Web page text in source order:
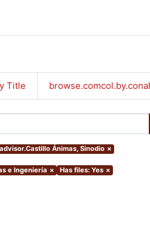
Title
Ánimas, Sinodio ×
e Ingeniería × Has files: Yes ×